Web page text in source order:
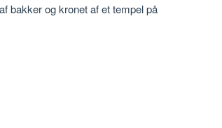
bakker og kronet af et tempel på